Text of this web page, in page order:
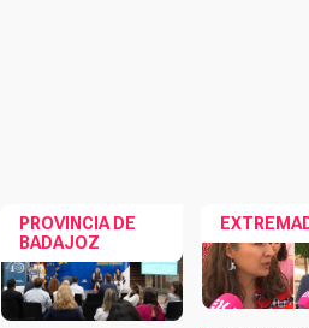
PROVINCIA DE
BADAJOZ